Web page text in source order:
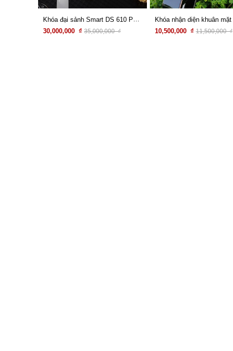
Khóa đại sảnh Smart DS 610 PRO
30,000,000 ₫ 35,000,000 ₫
10,500,000 ₫ 11,500,000 ₫